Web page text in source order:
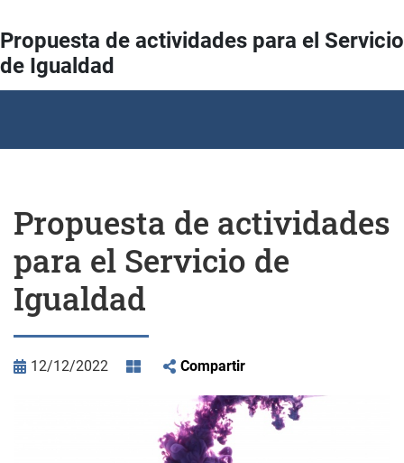
Propuesta de actividades para el Servicio
de Igualdad
Propuesta de actividades
para el Servicio de
Igualdad
12/12/2022 Compartir